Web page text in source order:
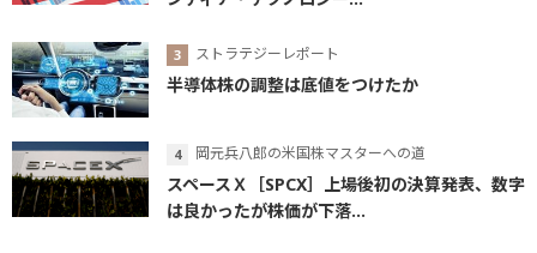
ストラテジーレポート
半導体株の調整は底値をつけたか
岡元兵八郎の米国株マスターへの道
スペースＸ［SPCX］上場後初の決算発表、数字
は良かったが株価が下落...